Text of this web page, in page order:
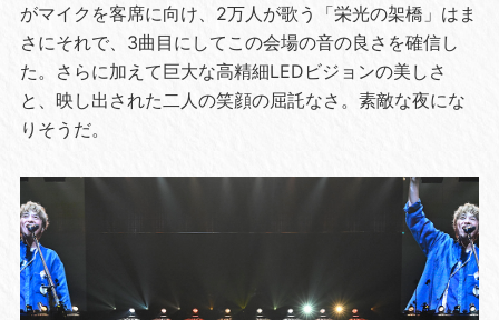
がマイクを客席に向け、2万人が歌う「栄光の架橋」はま
さにそれで、3曲目にしてこの会場の音の良さを確信し
た。さらに加えて巨大な高精細LEDビジョンの美しさ
と、映し出された二人の笑顔の屈託なさ。素敵な夜にな
りそうだ。